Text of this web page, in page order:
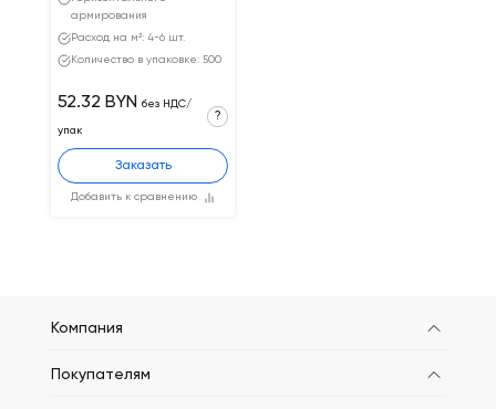
армирования
Расход на м²: 4-6 шт.
Количество в упаковке: 500
Добавить к сравнению
52.32 BYN без НДС/
упак
?
Заказать
Компания
Покупателям